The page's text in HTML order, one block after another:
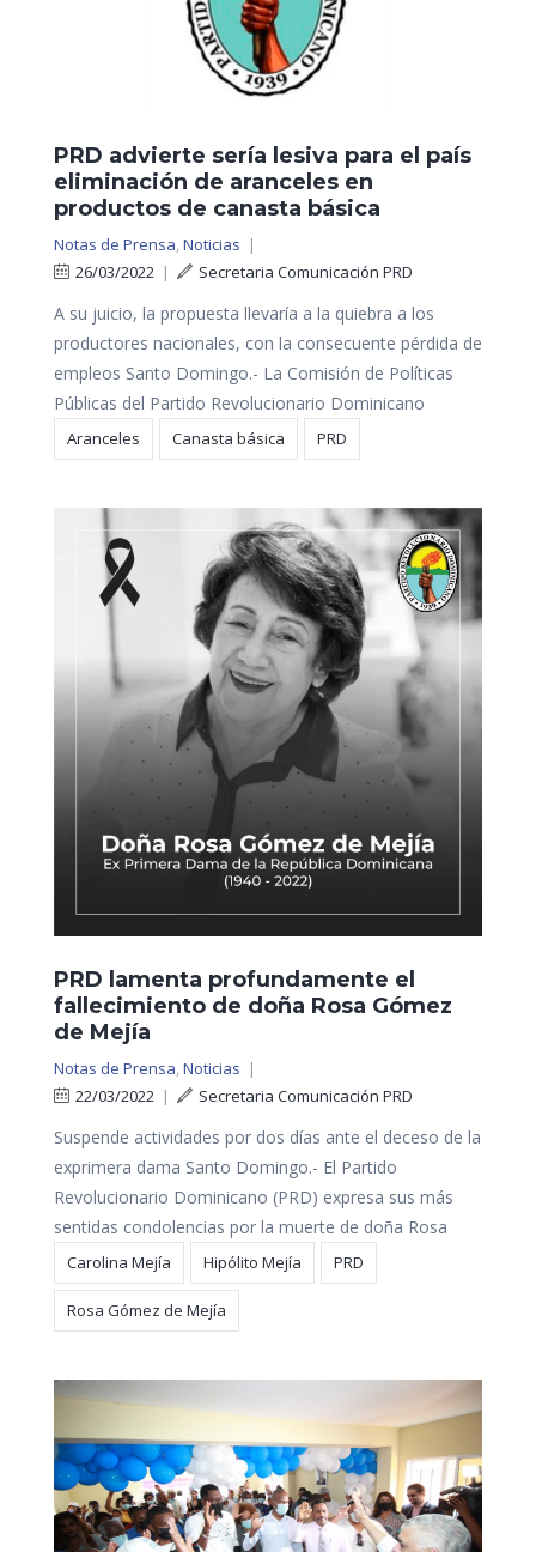
PRD advierte sería lesiva para el país
eliminación de aranceles en
productos de canasta básica
Notas de Prensa Noticias |
26/03/2022 | Secretaria Comunicación PRD
A su juicio, la propuesta llevaría a la quiebra a los
productores nacionales, con la consecuente pérdida de
empleos Santo Domingo.- La Comisión de Políticas
Públicas del Partido Revolucionario Dominicano
Aranceles Canasta básica PRD
PRD lamenta profundamente el
fallecimiento de doña Rosa Gómez
de Mejía
Notas de Prensa Noticias |
22/03/2022 | Secretaria Comunicación PRD
Suspende actividades por dos días ante el deceso de la
exprimera dama Santo Domingo.- El Partido
Revolucionario Dominicano (PRD) expresa sus más
sentidas condolencias por la muerte de doña Rosa
Carolina Mejía Hipólito Mejía PRD
Rosa Gómez de Mejía